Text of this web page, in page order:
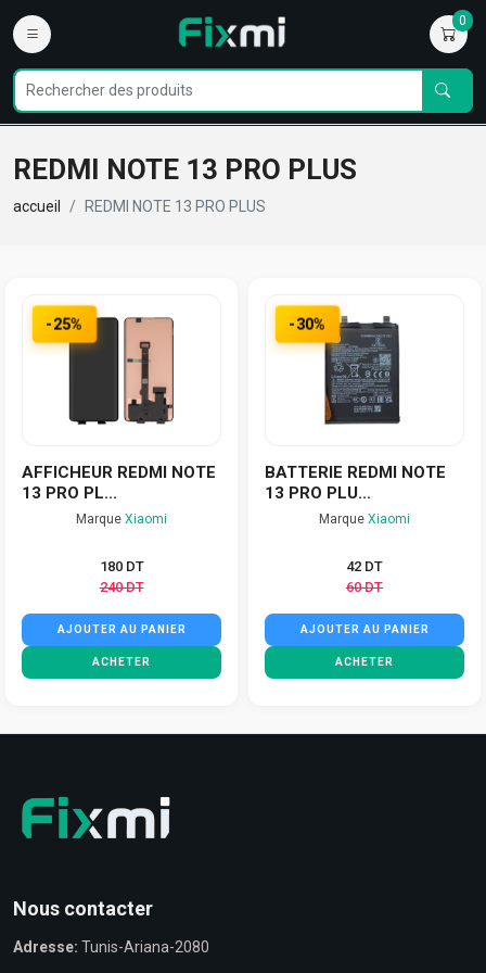
0
REDMI NOTE 13 PRO PLUS
accueil REDMI NOTE 13 PRO PLUS
-25%
AFFICHEUR REDMI NOTE
13 PRO PL...
Marque Xiaomi
180 DT
240 DT
AJOUTER AU PANIER
ACHETER
-30%
BATTERIE REDMI NOTE
13 PRO PLU...
Marque Xiaomi
42 DT
60 DT
AJOUTER AU PANIER
ACHETER
Nous contacter
Adresse: Tunis-Ariana-2080